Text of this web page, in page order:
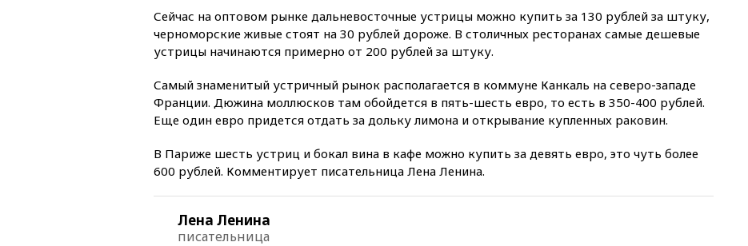
вузы
вчера, 20:15
средств на ремонт
Зеленский 8
августа посетит Сербию с
отмене ЕГЭ
Сейчас на оптовом рынке дальневосточные устрицы можно купить за 130 рублей за штуку,
черноморские живые стоят на 30 рублей дороже. В столичных ресторанах самые дешевые
устрицы начинаются примерно от 200 рублей за штуку.
Самый знаменитый устричный рынок располагается в коммуне Канкаль на северо-западе
Франции. Дюжина моллюсков там обойдется в пять-шесть евро, то есть в 350-400 рублей.
Еще один евро придется отдать за дольку лимона и открывание купленных раковин.
В Париже шесть устриц и бокал вина в кафе можно купить за девять евро, это чуть более
600 рублей. Комментирует писательница Лена Ленина.
Лена Ленина
писательница